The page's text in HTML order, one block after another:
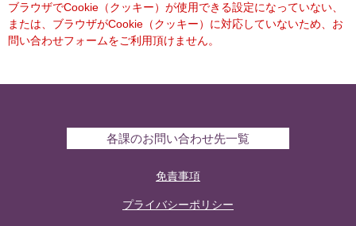
ブラウザでCookie（クッキー）が使用できる設定になっていない、
または、ブラウザがCookie（クッキー）に対応していないため、お
問い合わせフォームをご利用頂けません。
各課のお問い合わせ先一覧
免責事項
プライバシーポリシー